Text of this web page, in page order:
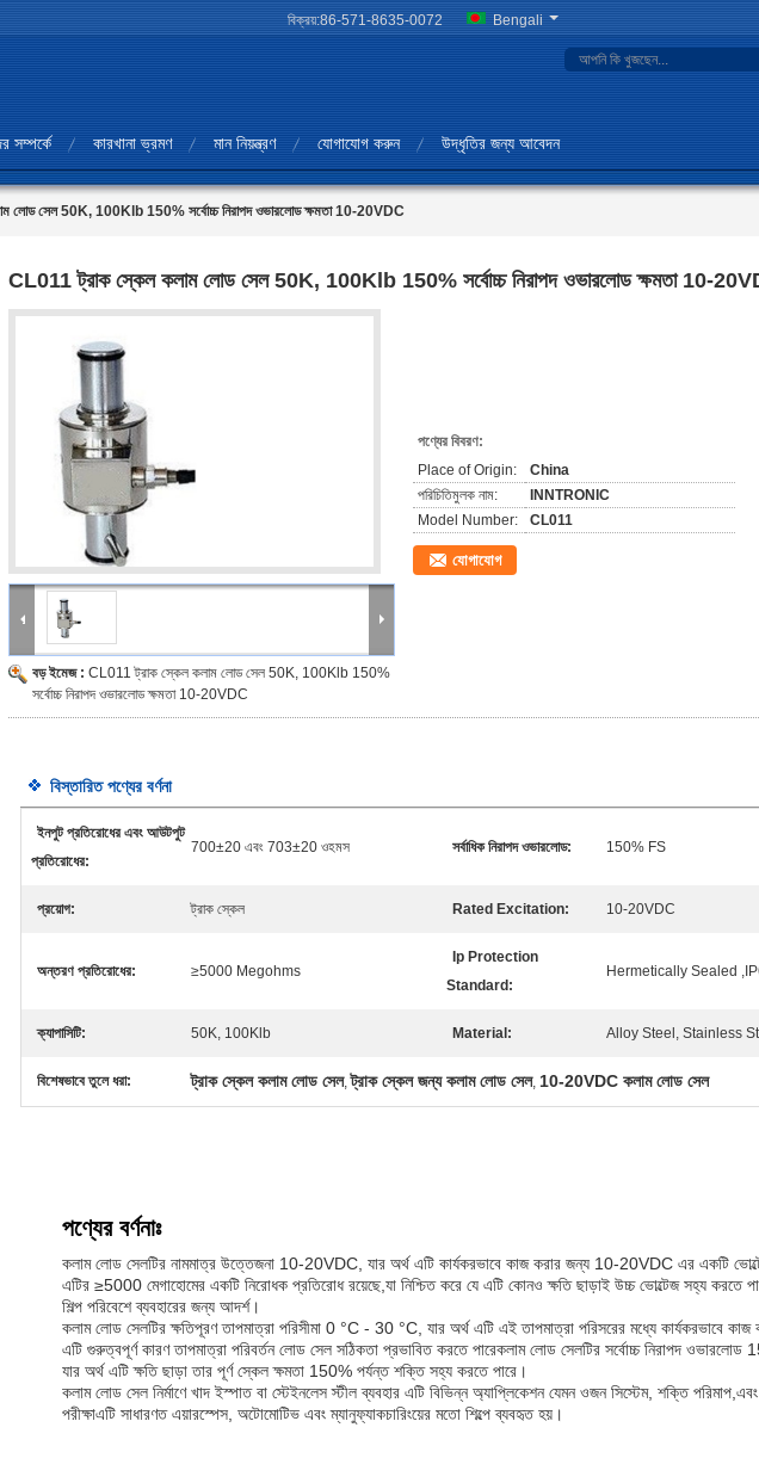
বিক্রয়:86-571-8635-0072 Bengali
সম্পর্কে কারখানা ভ্রমণ মান নিয়ন্ত্রণ যোগাযোগ করুন উদ্ধৃতির জন্য আবেদন
লোড সেল 50K, 100Klb 150% সর্বোচ্চ নিরাপদ ওভারলোড ক্ষমতা 10-20VDC
CL011 ট্রাক স্কেল কলাম লোড সেল 50K, 100Klb 150% সর্বোচ্চ নিরাপদ ওভারলোড ক্ষমতা 10-
বড় ইমেজ : CL011 ট্রাক স্কেল কলাম লোড সেল 50K, 100Klb 150%
সর্বোচ্চ নিরাপদ ওভারলোড ক্ষমতা 10-20VDC
পণ্যের বিবরণ:
Place of Origin:
China
পরিচিতিমুলক নাম:
INNTRONIC
Model Number:
CL011
যোগাযোগ
বিস্তারিত পণ্যের বর্ণনা
ইনপুট প্রতিরোধের এবং আউটপুট
প্রতিরোধের:
700±20 এবং 703±20 ওহমস সর্বাধিক নিরাপদ ওভারলোড: 150% FS
প্রয়োগ: ট্রাক স্কেল Rated Excitation: 10-20VDC
অন্তরণ প্রতিরোধের: ≥5000 Megohms
Ip Protection
Standard:
Hermetically Sealed
ক্যাপাসিটি: 50K, 100Klb Material: Alloy Steel, Stainless
বিশেষভাবে তুলে ধরা: ট্রাক স্কেল কলাম লোড সেল,ট্রাক স্কেল জন্য কলাম লোড সেল, 10-20VDC কলাম লোড সেল
পণ্যের বর্ণনাঃ
কলাম লোড সেলটির নামমাত্র উত্তেজনা 10-20VDC, যার অর্থ এটি কার্যকরভাবে কাজ করার জন্য 10-20VDC এর একটি
এটির ≥5000 মেগাহোমের একটি নিরোধক প্রতিরোধ রয়েছে,যা নিশ্চিত করে যে এটি কোনও ক্ষতি ছাড়াই উচ্চ ভোল্টেজ সহ্য করতে
শিল্প পরিবেশে ব্যবহারের জন্য আদর্শ।
কলাম লোড সেলটির ক্ষতিপূরণ তাপমাত্রা পরিসীমা 0 °C - 30 °C, যার অর্থ এটি এই তাপমাত্রা পরিসরের মধ্যে কার্যকরভাবে কাজ
এটি গুরুত্বপূর্ণ কারণ তাপমাত্রা পরিবর্তন লোড সেল সঠিকতা প্রভাবিত করতে পারেকলাম লোড সেলটির সর্বোচ্চ নিরাপদ
যার অর্থ এটি ক্ষতি ছাড়া তার পূর্ণ স্কেল ক্ষমতা 150% পর্যন্ত শক্তি সহ্য করতে পারে।
কলাম লোড সেল নির্মাণে খাদ ইস্পাত বা স্টেইনলেস স্টীল ব্যবহার এটি বিভিন্ন অ্যাপ্লিকেশন যেমন ওজন সিস্টেম, শক্তি
পরীক্ষাএটি সাধারণত এয়ারস্পেস, অটোমোটিভ এবং ম্যানুফ্যাকচারিংয়ের মতো শিল্পে ব্যবহৃত হয়।